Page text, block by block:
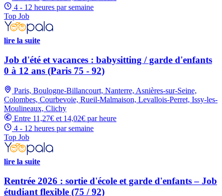
4 - 12 heures par semaine
Top Job
lire la suite
Job d'été et vacances : babysitting / garde d'enfants
0 à 12 ans (Paris 75 - 92)
Paris, Boulogne-Billancourt, Nanterre, Asnières-sur-Seine,
Colombes, Courbevoie, Rueil-Malmaison, Levallois-Perret, Issy-les-
Moulineaux, Clichy
Entre 11,27€ et 14,02€ par heure
4 - 12 heures par semaine
Top Job
lire la suite
Rentrée 2026 : sortie d'école et garde d'enfants – Job
étudiant flexible (75 / 92)